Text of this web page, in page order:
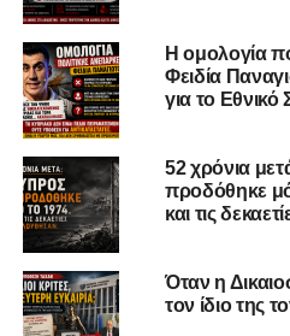
προβλέπεται καν στο Σύνταγμα.
Το
οξύμωρο:
επιδιώκουν
στο σύστημα
Βουλή, στο
Συμβούλιο,
Η ομολογία
Φειδία
για το Εθνικό
52 χρόνια
προδόθηκε
και τις
Όταν η
τον ίδιο της